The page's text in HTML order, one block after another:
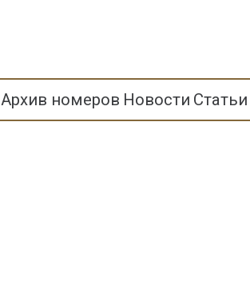
Архив номеров Новости Статьи